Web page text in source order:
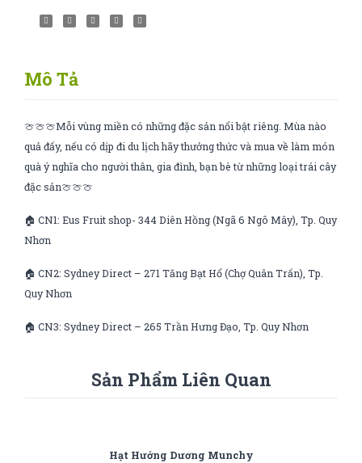
Mô Tả
🍈🍈🍈Mỗi vùng miền có những đặc sản nổi bật riêng. Mùa nào
quả đấy, nếu có dịp đi du lịch hãy thưởng thức và mua về làm món
quà ý nghĩa cho người thân, gia đình, bạn bè từ những loại trái cây
đặc sản🍈🍈🍈
🏠 CN1: Eus Fruit shop- 344 Diên Hồng (Ngã 6 Ngô Mây), Tp. Quy
Nhơn
🏠 CN2: Sydney Direct – 271 Tăng Bạt Hổ (Chợ Quân Trấn), Tp.
Quy Nhơn
🏠 CN3: Sydney Direct – 265 Trần Hưng Đạo, Tp. Quy Nhơn
Sản Phẩm Liên Quan
Hạt Hướng Dương Munchy